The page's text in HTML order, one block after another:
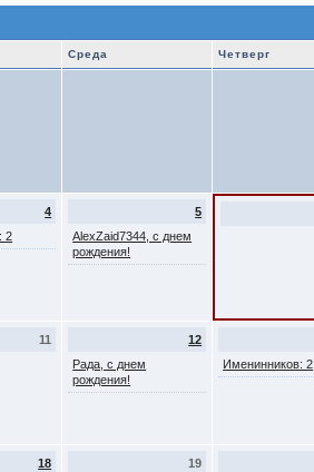
Среда Четверг
4
2
5
AlexZaid7344, с днем
рождения!
11
12
Рада, с днем
рождения!
Именинников: 2
18
19